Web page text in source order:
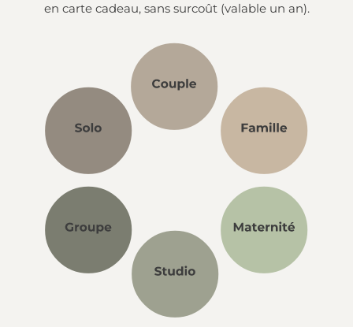
en carte cadeau, sans surcoût (valable un an).
brightness_1
brightness_1
brightness_1
brightness_1
brightness_1
brightness_1